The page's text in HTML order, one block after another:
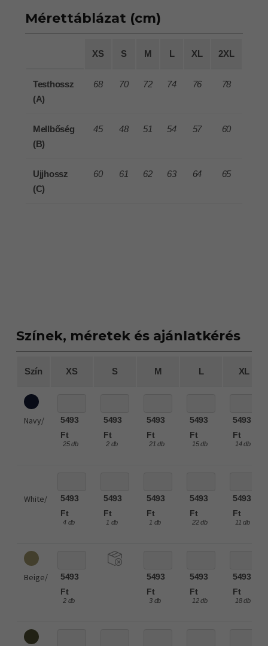
Mérettáblázat (cm)
XS S M L XL 2XL
Testhossz
(A)
68 70 72 74 76 78
Mellbőség
(B)
45 48 51 54 57 60
Ujjhossz
(C)
60 61 62 63 64 65
Színek, méretek és ajánlatkérés
Szín XS S M L XL
Navy/
5493
Ft
25 db
5493
Ft
2 db
5493
Ft
21 db
5493
Ft
15 db
5493
Ft
14 db
White/
5493
Ft
4 db
5493
Ft
1 db
5493
Ft
1 db
5493
Ft
22 db
5493
Ft
11 db
Beige/
5493
Ft
2 db
5493
Ft
3 db
5493
Ft
12 db
5493
Ft
18 db